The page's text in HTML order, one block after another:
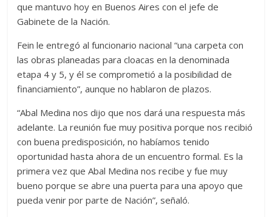
que mantuvo hoy en Buenos Aires con el jefe de
Gabinete de la Nación.
Fein le entregó al funcionario nacional “una carpeta con
las obras planeadas para cloacas en la denominada
etapa 4 y 5, y él se comprometió a la posibilidad de
financiamiento”, aunque no hablaron de plazos.
“Abal Medina nos dijo que nos dará una respuesta más
adelante. La reunión fue muy positiva porque nos recibió
con buena predisposición, no habíamos tenido
oportunidad hasta ahora de un encuentro formal. Es la
primera vez que Abal Medina nos recibe y fue muy
bueno porque se abre una puerta para una apoyo que
pueda venir por parte de Nación”, señaló.